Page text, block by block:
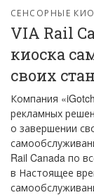
СЕНСОРНЫЕ
VIA Rail
киоска
своих
Компания
рекламных
о завершении
Rail Canada по
в Настоящее